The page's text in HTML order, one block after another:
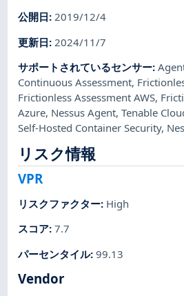
公開日:2019/12/4
更新日: 2024/11/7
サポートされているセンサー:
Continuous Assessment,
Frictionless Assessment AWS,
Azure, Nessus Agent,Tenable
Self-Hosted Container Security,
リスク情報
VPR
リスクファクター: High
スコア:7.7
パーセンタイル:99.13
Vendor